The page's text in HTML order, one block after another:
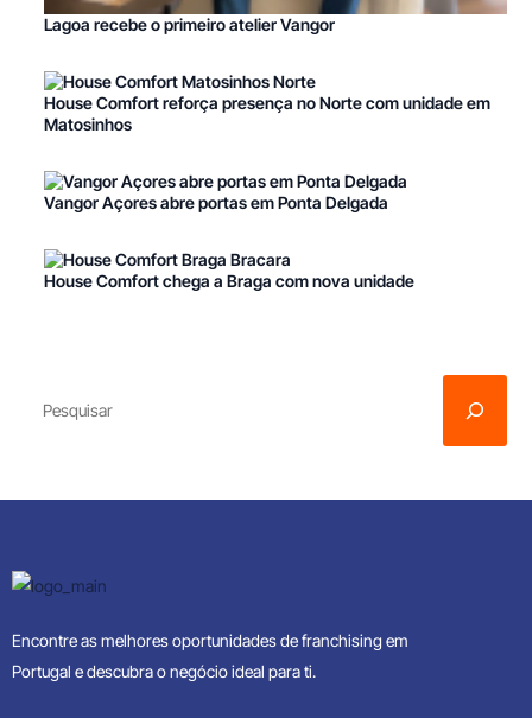
Lagoa recebe o primeiro atelier Vangor
House Comfort reforça presença no Norte com unidade em
Matosinhos
Vangor Açores abre portas em Ponta Delgada
House Comfort chega a Braga com nova unidade
Encontre as melhores oportunidades de franchising em
Portugal e descubra o negócio ideal para ti.